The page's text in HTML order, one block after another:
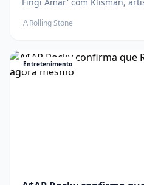
'Pagão' O post Alee sinaliza
apareceu primeiro em Rolling
Rolling Stone
Entretenimento